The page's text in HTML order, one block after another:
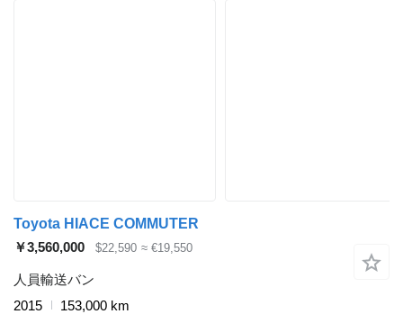
Toyota HIACE COMMUTER
￥3,560,000
$22,590 ≈ €19,550
人員輸送バン
2015
153,000 km